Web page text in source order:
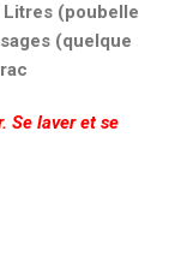
(poubelle
(quelque
Se laver et se